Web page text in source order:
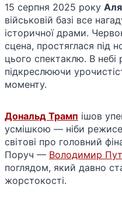
15 серпня 2025 року
військовій базі все
історичної драми.
сцена, простяглася під
цього спектаклю. В небі
підкреслюючи
моменту.
Дональд Трамп ішов
усмішкою — ніби
світові про головний
Поруч — Володимир
поглядом, який давно
жорстокості.